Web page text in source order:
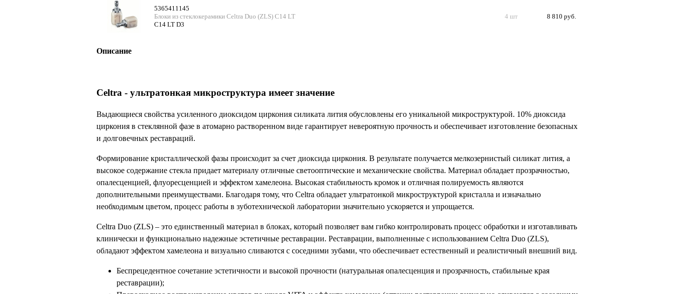
5365411145
Блоки из стеклокерамики Celtra Duo (ZLS) C14 LT
C14 LT D3
4 шт 8 810 руб.
Описание
Celtra - ультратонкая микроструктура имеет значение
Выдающиеся свойства усиленного диоксидом циркония силиката лития обусловлены его уникальной микроструктурой. 10% диоксида
циркония в стеклянной фазе в атомарно растворенном виде гарантирует невероятную прочность и обеспечивает изготовление безопасных
и долговечных реставраций.
Формирование кристаллической фазы происходит за счет диоксида циркония. В результате получается мелкозернистый силикат лития, а
высокое содержание стекла придает материалу отличные светооптические и механические свойства. Материал обладает прозрачностью,
опалесценцией, флуоресценцией и эффектом хамелеона. Высокая стабильность кромок и отличная полируемость являются
дополнительными преимуществами. Благодаря тому, что Celtra обладает ультратонкой микроструктурой кристалла и изначально
необходимым цветом, процесс работы в зуботехнической лаборатории значительно ускоряется и упрощается.
Celtra Duo (ZLS) – это единственный материал в блоках, который позволяет вам гибко контролировать процесс обработки и изготавливать
клинически и функционально надежные эстетичные реставрации. Реставрации, выполненные с использованием Celtra Duo (ZLS),
обладают эффектом хамелеона и визуально сливаются с соседними зубами, что обеспечивает естественный и реалистичный внешний вид.
Беспрецедентное сочетание эстетичности и высокой прочности (натуральная опалесценция и прозрачность, стабильные края
реставрации);